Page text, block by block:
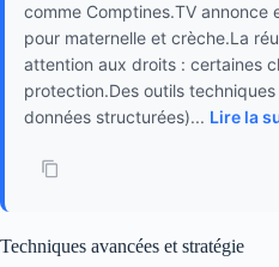
comme Comptines.TV
pour maternelle et crèche.La
attention aux droits : certaines
protection.Des outils
données structurées)... Lire la
Techniques avancées et stratégie